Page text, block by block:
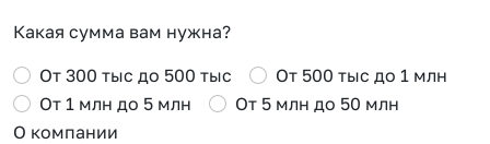
Какая сумма вам нужна?
От 300 тыс до 500 тыс
От 500 тыс до 1 млн
От 1 млн до 5 млн
От 5 млн до 50 млн
О компании